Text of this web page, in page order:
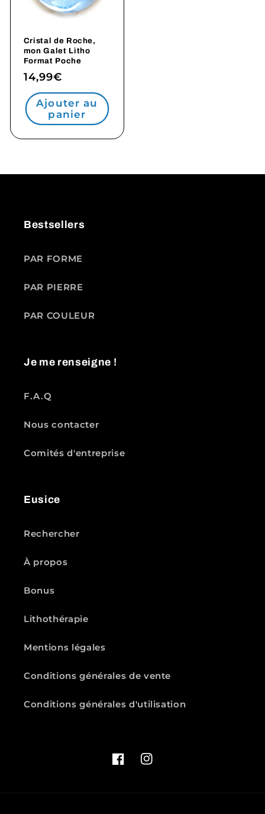
Cristal de Roche,
mon Galet Litho
Format Poche
Prix
habituel
14,99€
Ajouter au
panier
Bestsellers
PAR FORME
PAR PIERRE
PAR COULEUR
Je me renseigne !
F.A.Q
Nous contacter
Comités d'entreprise
Eusice
Rechercher
À propos
Bonus
Lithothérapie
Mentions légales
Conditions générales de vente
Conditions générales d'utilisation
FacebookInstagram